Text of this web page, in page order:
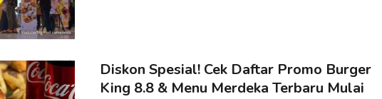
Diskon Spesial! Cek Daftar Promo Burger
King 8.8 & Menu Merdeka Terbaru Mulai